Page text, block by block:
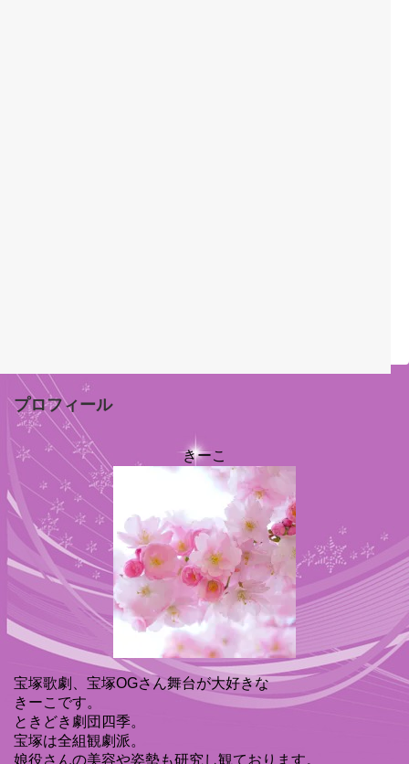
プロフィール
きーこ
宝塚歌劇、宝塚OGさん舞台が大好きな
きーこです。
ときどき劇団四季。
宝塚は全組観劇派。
娘役さんの美容や姿勢も研究し観ております。